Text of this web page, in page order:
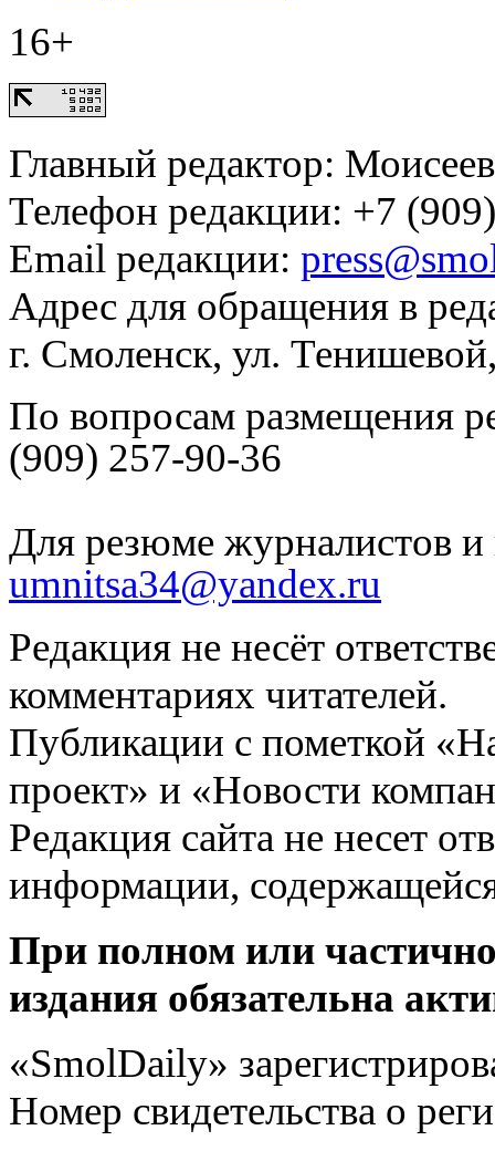
16+
Главный редактор:
Телефон редакции: +7
Email редакции:
Адрес для обращения в
г. Смоленск, ул.
По вопросам размещения
(909) 257-90-36
Для резюме журналистов и
umnitsa34@yandex.ru
Редакция не несёт
комментариях читателей.
Публикации с пометкой
проект» и «Новости
Редакция сайта не несет
информации,
При полном или
издания обязательна
«SmolDaily»
Номер свидетельства о